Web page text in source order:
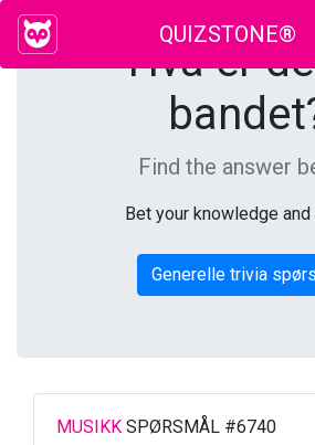
QUIZSTONE®
Hva er
Find the answer
Bet your knowledge
Generelle trivia
MUSIKK SPØRSMÅL #6740